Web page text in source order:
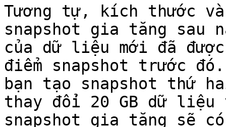
Tương tự, kích thước
snapshot gia tăng sau
của dữ liệu mới đã
điểm snapshot trước
bạn tạo snapshot thứ
thay đổi 20 GB dữ liệu
snapshot gia tăng sẽ